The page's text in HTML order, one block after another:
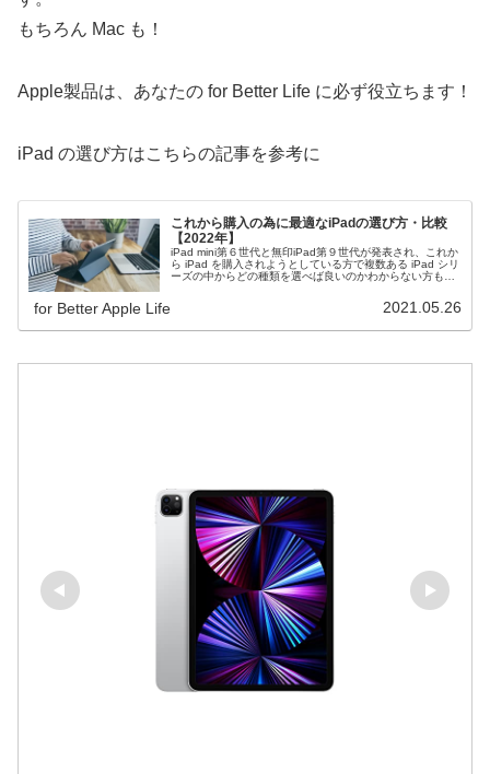
もちろん Mac も！
Apple製品は、あなたの for Better Life に必ず役立ちます！
iPad の選び方はこちらの記事を参考に
これから購入の為に最適なiPadの選び方・比較
【2022年】
iPad mini第６世代と無印iPad第９世代が発表され、これか
ら iPad を購入されようとしている方で複数ある iPad シリ
ーズの中からどの種類を選べば良いのかわからない方も多
iPadを選べばいいかを解説しますので、購入時の参考にし
for Better Apple Life 2021.05.26